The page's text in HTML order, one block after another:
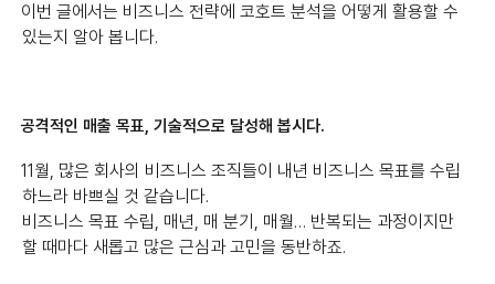
이번 글에서는 비즈니스 전략에 코호트 분석을 어떻게 활용할 수
있는지 알아 봅니다.
공격적인 매출 목표, 기술적으로 달성해 봅시다.
11월, 많은 회사의 비즈니스 조직들이 내년 비즈니스 목표를 수립
하느라 바쁘실 것 같습니다.
비즈니스 목표 수립, 매년, 매 분기, 매월… 반복되는 과정이지만
할 때마다 새롭고 많은 근심과 고민을 동반하죠.